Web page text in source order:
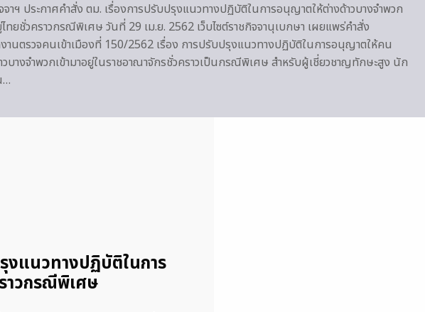
จาฯ ประกาศคำสั่ง ตม. เรื่องการปรับปรุงแนวทางปฏิบัติในการอนุญาตให้ต่างด้าวบางจำพวก
ไทยชั่วคราวกรณีพิเศษ วันที่ 29 เม.ย. 2562 เว็บไซต์ราชกิจจานุเบกษา เผยแพร่คำสั่ง
านตรวจคนเข้าเมืองที่ 150/2562 เรื่อง การปรับปรุงแนวทางปฏิบัติในการอนุญาตให้คน
วบางจำพวกเข้ามาอยู่ในราชอาณาจักรชั่วคราวเป็นกรณีพิเศษ สำหรับผู้เชี่ยวชาญทักษะสูง นัก
…
งแนวทางปฏิบัติในการ
าวกรณีพิเศษ